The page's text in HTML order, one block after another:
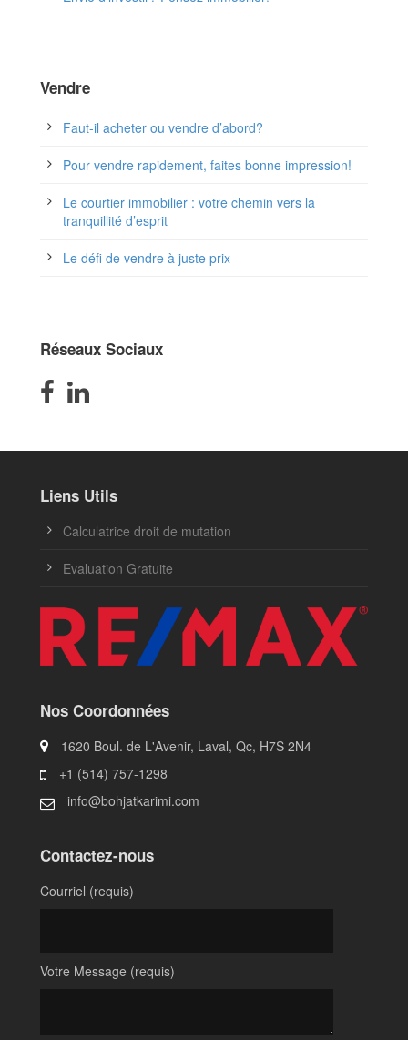
Vendre
Faut-il acheter ou vendre d’abord?
Pour vendre rapidement, faites bonne impression!
Le courtier immobilier : votre chemin vers la
tranquillité d’esprit
Le défi de vendre à juste prix
Réseaux Sociaux
Liens Utils
Calculatrice droit de mutation
Evaluation Gratuite
Nos Coordonnées
1620 Boul. de L'Avenir, Laval, Qc, H7S 2N4
+1 (514) 757-1298
info@bohjatkarimi.com
Contactez-nous
Courriel (requis)
Votre Message (requis)